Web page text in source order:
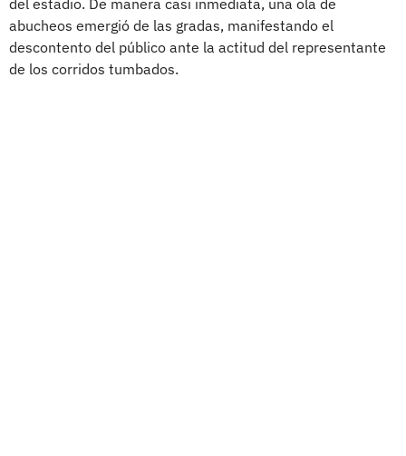
abucheos emergió de las gradas, manifestando el
descontento del público ante la actitud del representante
de los corridos tumbados.